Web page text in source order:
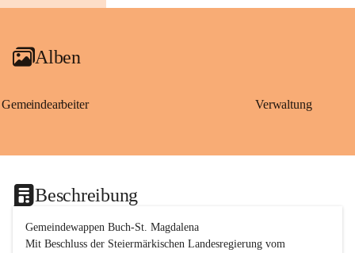
Alben
Gemeindearbeiter Verwaltung
Beschreibung
Gemeindewappen Buch-St. Magdalena
Mit Beschluss der Steiermärkischen Landesregierung vom